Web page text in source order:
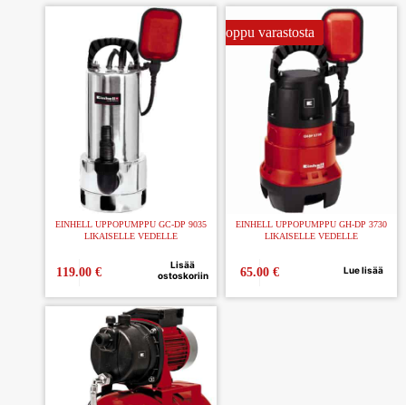
EINHELL UPPOPUMPPU GC-DP 9035
LIKAISELLE VEDELLE
119.00€
Lisää
ostoskoriin
Loppu varastosta
EINHELL UPPOPUMPPU GH-DP 3730
LIKAISELLE VEDELLE
65.00 € Lue lisää